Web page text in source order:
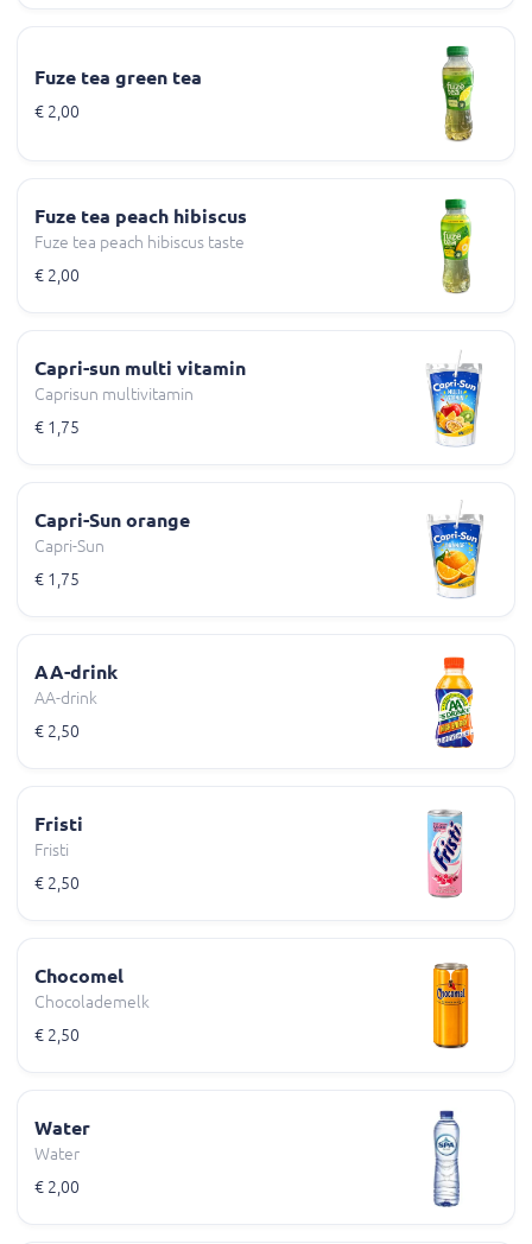
Fuze tea green tea
€ 2,00
Fuze tea peach hibiscus
Fuze tea peach hibiscus taste
€ 2,00
Capri-sun multi vitamin
Caprisun multivitamin
€ 1,75
Capri-Sun orange
Capri-Sun
€ 1,75
AA-drink
AA-drink
€ 2,50
Fristi
Fristi
€ 2,50
Chocomel
Chocolademelk
€ 2,50
Water
Water
€ 2,00